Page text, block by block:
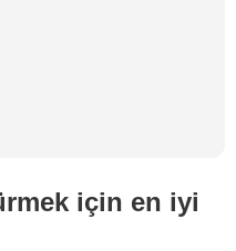
için en iyi